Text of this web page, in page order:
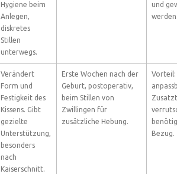
Hygiene beim
Anlegen,
diskretes
Stillen
unterwegs.
und
Verändert
Form und
Festigkeit des
Kissens. Gibt
gezielte
Unterstützung,
besonders
nach
Kaiserschnitt.
Erste Wochen nach der
Geburt, postoperativ,
beim Stillen von
Zwillingen für
zusätzliche Hebung.
Vorteil:
Bezug.